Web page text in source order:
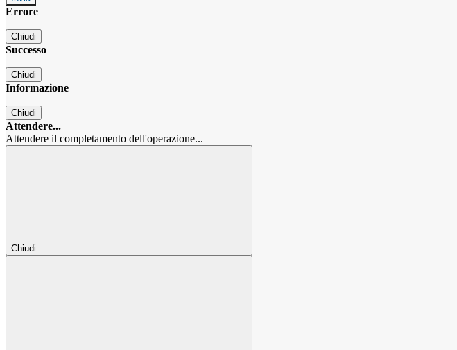
Errore
Chiudi
Successo
Chiudi
Informazione
Chiudi
Attendere...
Attendere il completamento dell'operazione...
Chiudi